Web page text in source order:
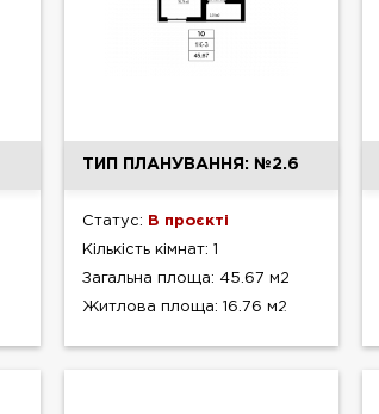
ТИП ПЛАНУВАННЯ: №2.6
Статус: В проєкті
Кількість кімнат: 1
Загальна площа: 45.67 м2
Житлова площа: 16.76 м2